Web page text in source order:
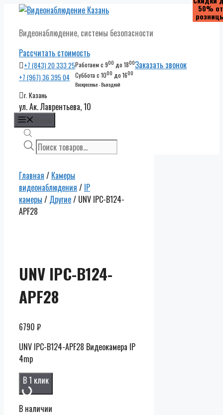
Перейти
содержимому
Видеонаблюдение, системы безопасности
Рассчитать стоимость
+7 (843) 20 333 25
+7 (967) 36 395 04
Работаем с 900 до 1800
Суббота с 1000 до 1600
Воскресенье - Выходной
Заказать звонок
г. Казань
ул. Ак. Лаврентьева, 10
Поиск
товаров
Главная / Камеры
видеонаблюдения / IP
камеры / Другие/ UNV IPC-B124-
APF28
UNV IPC-B124-
APF28
6790 ₽
UNV IPC-B124-APF28 Видеокамера IP
4mp
В 1 клик
В наличии
50% от
50% от
50% от